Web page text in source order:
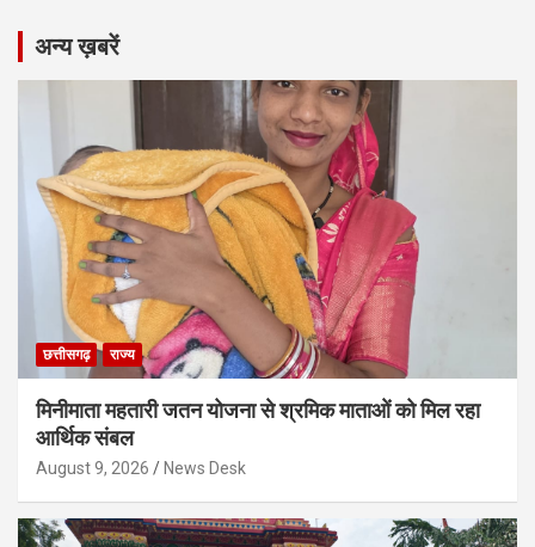
अन्य ख़बरें
छत्तीसगढ़ राज्य
मिनीमाता महतारी जतन योजना से श्रमिक माताओं को मिल रहा
आर्थिक संबल
August 9, 2026 News Desk